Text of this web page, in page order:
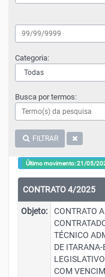
Categoria:
Busca por termos:
FILTRAR
Último movimento: 21/05/
CONTRATO 4/2025
Objeto:
CONTRATO
TÉCNICO
DE ITARANA-
COM